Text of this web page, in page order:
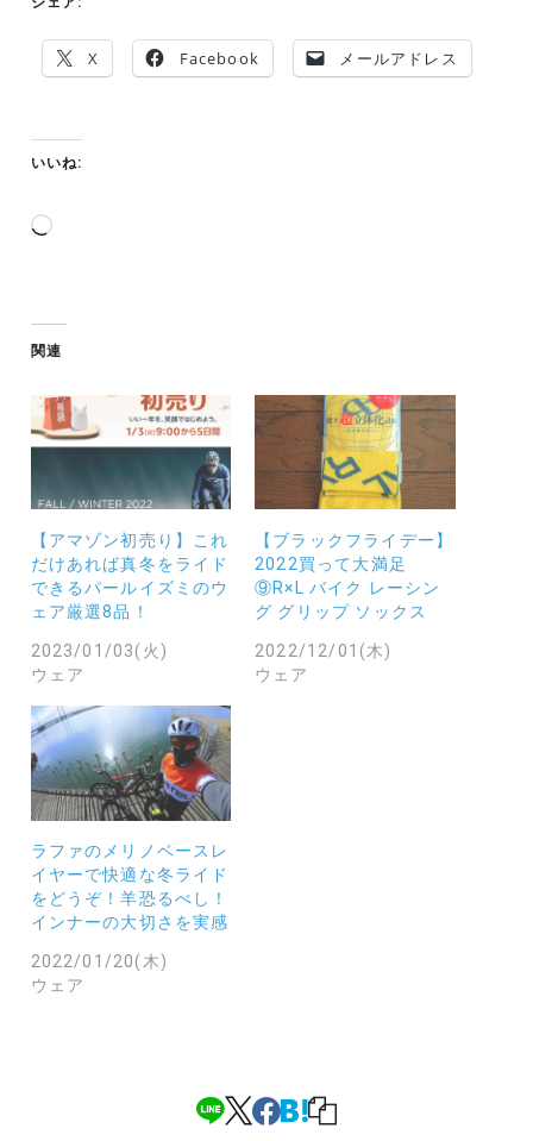
X Facebook メールアドレス
いいね:
読
中…
関連
【アマゾン初売り】これ
だけあれば真冬をライド
できるパールイズミのウ
ェア厳選8品！
2023/01/03(火)
ウェア
【ブラックフライデー】
2022買って大満足
⑨R×L バイク レーシン
グ グリップ ソックス
2022/12/01(木)
ウェア
ラファのメリノベースレ
イヤーで快適な冬ライド
をどうぞ！羊恐るべし！
インナーの大切さを実感
2022/01/20(木)
ウェア